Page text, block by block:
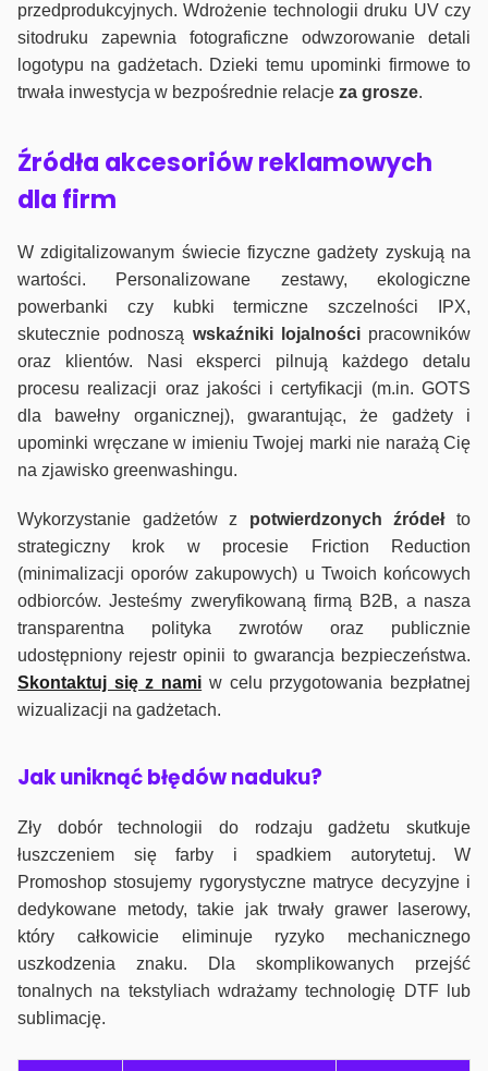
przedprodukcyjnych. Wdrożenie technologii druku UV czy
sitodruku zapewnia fotograficzne odwzorowanie detali
logotypu na gadżetach. Dzieki temu upominki firmowe to
trwała inwestycja w bezpośrednie relacje za grosze.
Źródła akcesoriów reklamowych
dla firm
W zdigitalizowanym świecie fizyczne gadżety zyskują na
wartości. Personalizowane zestawy, ekologiczne
powerbanki czy kubki termiczne szczelności IPX,
skutecznie podnoszą wskaźniki lojalnościpracowników
oraz klientów. Nasi eksperci pilnują każdego detalu
procesu realizacji oraz jakości i certyfikacji (m.in. GOTS
dla bawełny organicznej), gwarantując, że gadżety i
upominki wręczane w imieniu Twojej marki nie narażą Cię
na zjawisko greenwashingu.
Wykorzystanie gadżetów z potwierdzonych źródełto
strategiczny krok w procesie Friction Reduction
(minimalizacji oporów zakupowych) u Twoich końcowych
odbiorców. Jesteśmy zweryfikowaną firmą B2B, a nasza
transparentna polityka zwrotów oraz publicznie
udostępniony rejestr opinii to gwarancja bezpieczeństwa.
Skontaktuj się z nami w celu przygotowania bezpłatnej
wizualizacji na gadżetach.
Jak uniknąć błędów naduku?
Zły dobór technologii do rodzaju gadżetu skutkuje
łuszczeniem się farby i spadkiem autorytetuj. W
Promoshop stosujemy rygorystyczne matryce decyzyjne i
dedykowane metody, takie jak trwały grawer laserowy,
który całkowicie eliminuje ryzyko mechanicznego
uszkodzenia znaku. Dla skomplikowanych przejść
tonalnych na tekstyliach wdrażamy technologię DTF lub
sublimację.